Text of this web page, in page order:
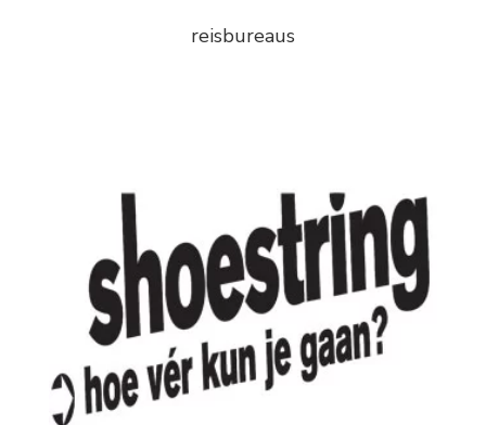
reisbureaus